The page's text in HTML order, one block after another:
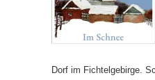
Dorf im Fichtelgebirge.